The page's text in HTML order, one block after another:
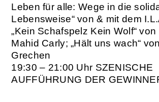
Leben für alle: Wege in die
Lebensweise“ von & mit dem
„Kein Schafspelz Kein Wolf“
Mahid Carly; „Hält uns wach“
Grechen
19:30 – 21:00 Uhr SZENISCHE
AUFFÜHRUNG DER